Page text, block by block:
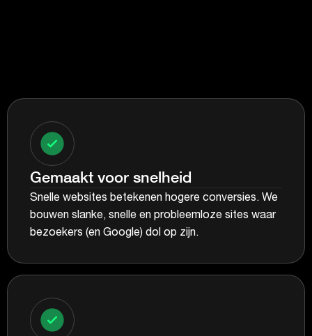
Gemaakt voor snelheid
Snelle websites betekenen hogere conversies. We
bouwen slanke, snelle en probleemloze sites waar
bezoekers (en Google) dol op zijn.